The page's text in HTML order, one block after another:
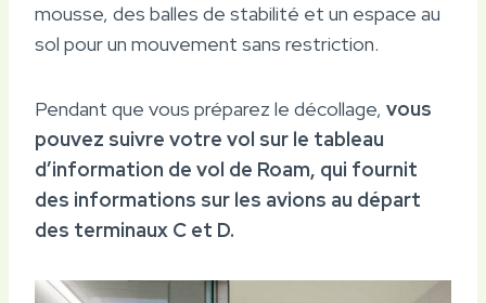
mousse, des balles de stabilité et un espace au
sol pour un mouvement sans restriction.
Pendant que vous préparez le décollage, vous
pouvez suivre votre vol sur le tableau
d’information de vol de Roam, qui fournit
des informations sur les avions au départ
des terminaux C et D.